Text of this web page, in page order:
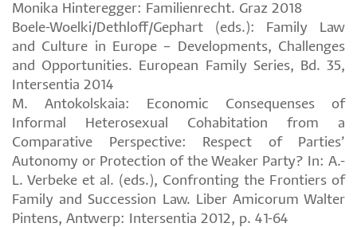
Monika Hinteregger: Familienrecht. Graz 2018
Boele-Woelki/Dethloff/Gephart (eds.): Family Law
and Culture in Europe – Developments, Challenges
and Opportunities. European Family Series, Bd. 35,
Intersentia 2014
M. Antokolskaia: Economic Consequenses of
Informal Heterosexual Cohabitation from a
Comparative Perspective: Respect of Parties’
Autonomy or Protection of the Weaker Party? In: A.-
L. Verbeke et al. (eds.), Confronting the Frontiers of
Family and Succession Law. Liber Amicorum Walter
Pintens, Antwerp: Intersentia 2012, p. 41-64